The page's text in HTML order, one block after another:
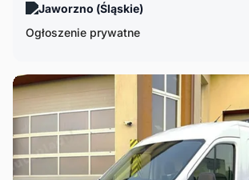
Jaworzno (Śląskie)
Ogłoszenie prywatne